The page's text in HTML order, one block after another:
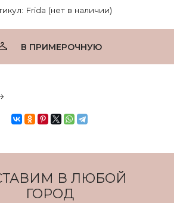
Frida (нет в наличии)
В ПРИМЕРОЧНУЮ
В ЛЮБОЙ
ГОРОД